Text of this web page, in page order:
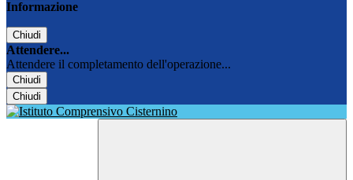
Informazione
Chiudi
Attendere...
Attendere il completamento dell'operazione...
Chiudi
Chiudi